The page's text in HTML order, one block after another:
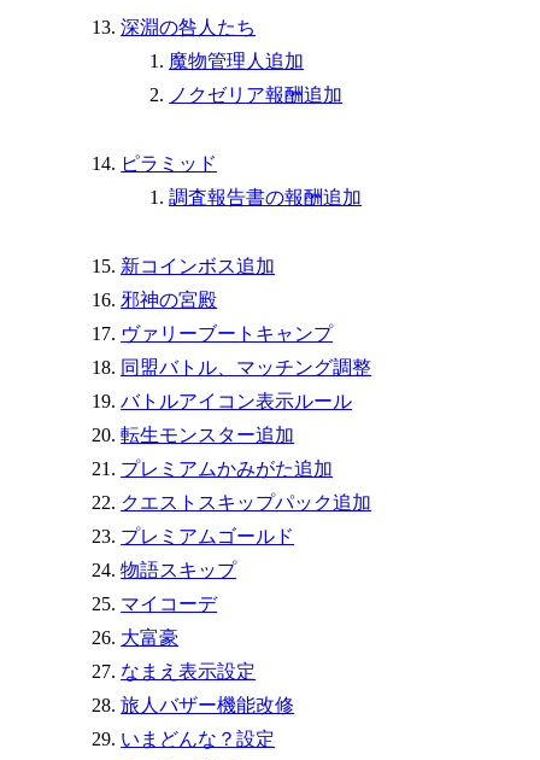
深淵の咎人たち
魔物管理人追加
ノクゼリア報酬追加
ピラミッド
調査報告書の報酬追加
新コインボス追加
邪神の宮殿
ヴァリーブートキャンプ
同盟バトル、マッチング調整
バトルアイコン表示ルール
転生モンスター追加
プレミアムかみがた追加
クエストスキップパック追加
プレミアムゴールド
物語スキップ
マイコーデ
大富豪
なまえ表示設定
旅人バザー機能改修
いまどんな？設定